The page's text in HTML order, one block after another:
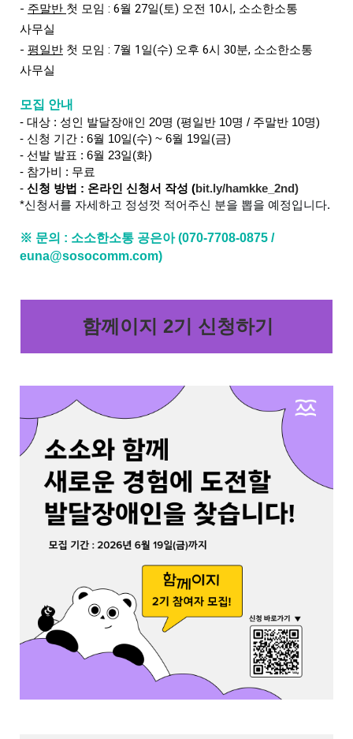
- 주말반 첫 모임 : 6월 27일(토) 오전 10시, 소소한소통
사무실
- 평일반 첫 모임 : 7월 1일(수) 오후 6시 30분, 소소한소통
사무실
모집 안내
- 대상 : 성인 발달장애인 20명 (평일반 10명 / 주말반 10명)
- 신청 기간 : 6월 10일(수) ~ 6월 19일(금)
- 선발 발표 : 6월 23일(화)
- 참가비 : 무료
- 신청 방법 : 온라인 신청서 작성 (bit.ly/hamkke_2nd)
*신청서를 자세하고 정성껏 적어주신 분을 뽑을 예정입니다.
※ 문의 : 소소한소통 공은아 (070-7708-0875 /
euna@sosocomm.com)
함께이지 2기 신청하기